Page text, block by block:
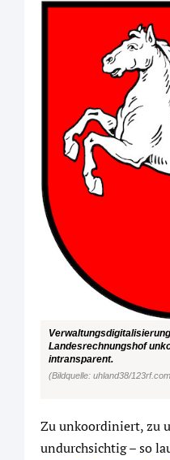
Landesrechnungshof
intransparent.
(Bildquelle: uhland38/
Zu unkoordiniert, zu
undurchsichtig – so